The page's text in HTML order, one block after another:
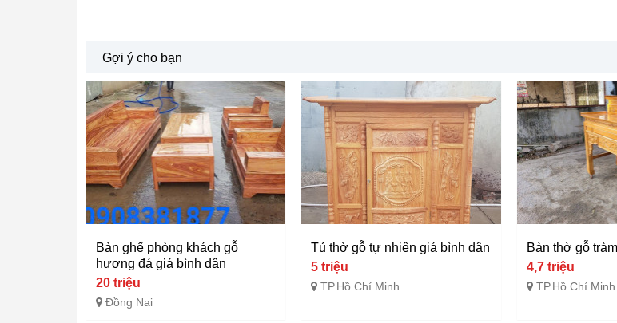
Gợi ý cho bạn
Bàn ghế phòng khách gỗ
hương đá giá bình dân
20 triệu
Đồng Nai
Tủ thờ gỗ tự nhiên giá bình dân
5 triệu
TP.Hồ Chí Minh
Bàn thờ gỗ
4,7 triệu
TP.Hồ Chí Minh